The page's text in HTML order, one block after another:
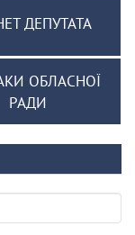
ДЕПУТАТА
ОБЛАСНОЇ
РАДИ